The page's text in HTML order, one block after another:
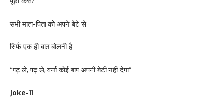
सभी माता-पिता को अपने बेटे से
सिर्फ एक ही बात बोलनी है-
“पढ़ ले, पढ़ ले, वर्ना कोई बाप अपनी बेटी नहीं देगा”
Joke-11